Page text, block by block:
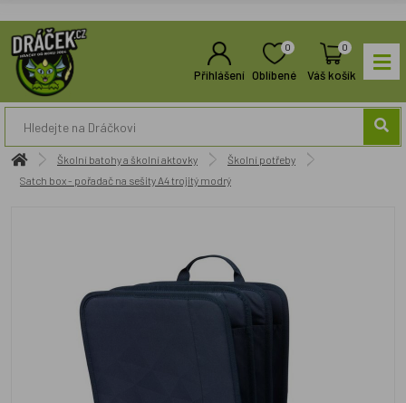
Přihlášení
0
Oblíbené
0
Váš košík
Školní batohy a školní aktovky
Školní potřeby
Satch box - pořadač na sešity A4 trojitý modrý